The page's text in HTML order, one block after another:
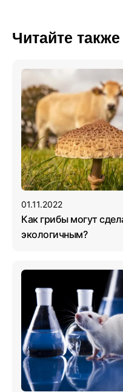
Читайте также
01.11.2022
Как грибы могут
экологичным?